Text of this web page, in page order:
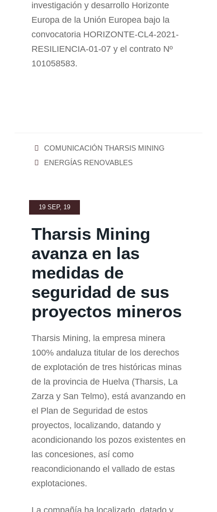
investigación y desarrollo Horizonte
Europa de la Unión Europea bajo la
convocatoria HORIZONTE-CL4-2021-
RESILIENCIA-01-07 y el contrato Nº
101058583.
COMUNICACIÓN THARSIS MINING
ENERGÍAS RENOVABLES
19 SEP, 19
Tharsis Mining
avanza en las
medidas de
seguridad de sus
proyectos mineros
Tharsis Mining, la empresa minera
100% andaluza titular de los derechos
de explotación de tres históricas minas
de la provincia de Huelva (Tharsis, La
Zarza y San Telmo), está avanzando en
el Plan de Seguridad de estos
proyectos, localizando, datando y
acondicionando los pozos existentes en
las concesiones, así como
reacondicionando el vallado de estas
explotaciones.
La compañía ha localizado, datado y